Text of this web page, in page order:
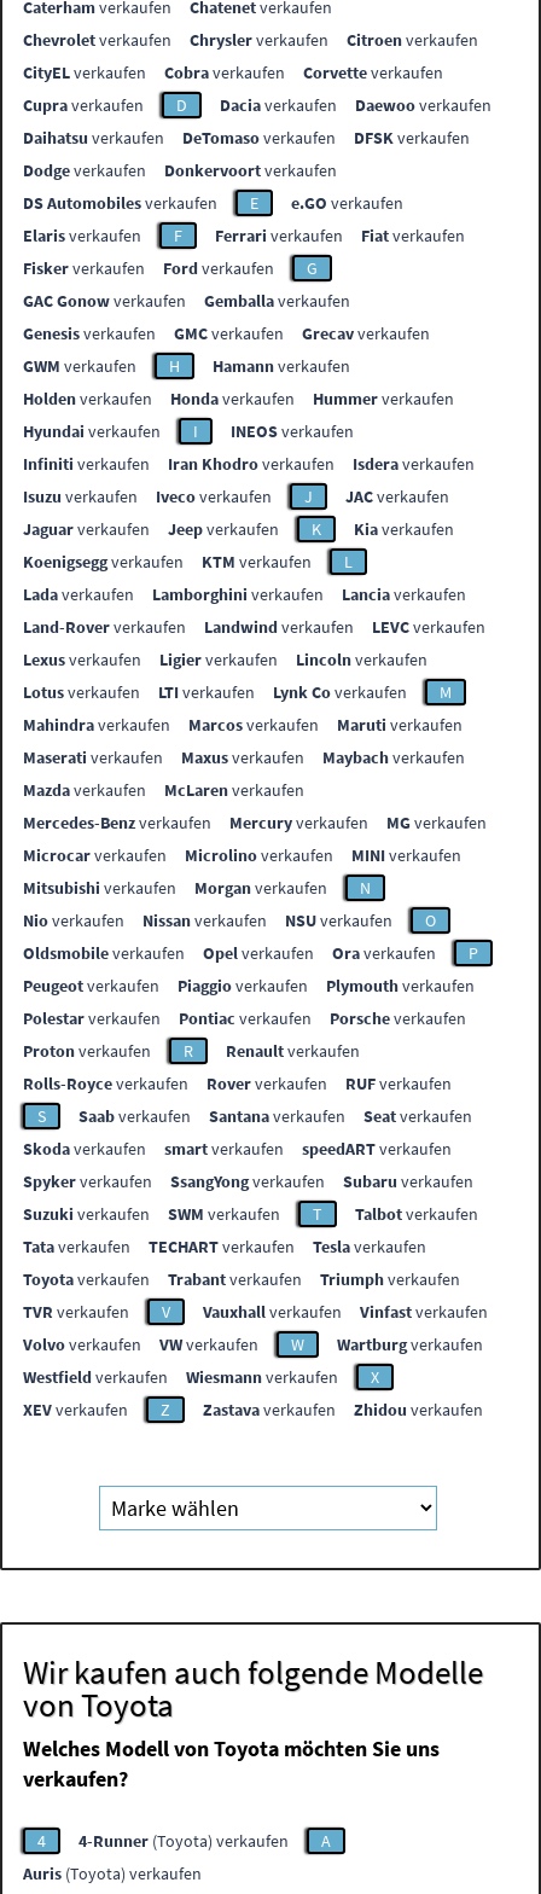
Caterhamverkaufen Chatenetverkaufen
Chevroletverkaufen Chryslerverkaufen Citroenverkaufen
CityELverkaufen Cobraverkaufen Corvetteverkaufen
Cupraverkaufen D Daciaverkaufen Daewooverkaufen
Daihatsu verkaufen DeTomasoverkaufen DFSKverkaufen
Dodgeverkaufen Donkervoortverkaufen
DS Automobilesverkaufen E e.GO verkaufen
Elarisverkaufen F Ferrari verkaufen Fiatverkaufen
Fiskerverkaufen Fordverkaufen
G
GAC Gonowverkaufen Gemballaverkaufen
Genesisverkaufen GMCverkaufen Grecavverkaufen
GWM verkaufen H Hamannverkaufen
Holdenverkaufen Hondaverkaufen Hummerverkaufen
Hyundai verkaufen I INEOSverkaufen
Infiniti verkaufen Iran Khodroverkaufen Isderaverkaufen
Isuzu verkaufen Ivecoverkaufen J JACverkaufen
Jaguarverkaufen Jeepverkaufen K Kiaverkaufen
Koenigseggverkaufen KTM verkaufen
L
Ladaverkaufen Lamborghini verkaufen Lanciaverkaufen
Land-Roververkaufen Landwindverkaufen LEVCverkaufen
Lexusverkaufen Ligierverkaufen Lincolnverkaufen
Lotusverkaufen LTIverkaufen Lynk Coverkaufen
M
Mahindraverkaufen Marcosverkaufen Maruti verkaufen
Maserati verkaufen Maxusverkaufen Maybachverkaufen
Mazdaverkaufen McLarenverkaufen
Mercedes-Benzverkaufen Mercuryverkaufen MGverkaufen
Microcarverkaufen Microlinoverkaufen MINIverkaufen
Mitsubishi verkaufen Morganverkaufen
N
Nioverkaufen Nissanverkaufen NSUverkaufen
O
Oldsmobileverkaufen Opelverkaufen Oraverkaufen
P
Peugeotverkaufen Piaggioverkaufen Plymouthverkaufen
Polestarverkaufen Pontiac verkaufen Porscheverkaufen
Protonverkaufen R Renaultverkaufen
Rolls-Royceverkaufen Roververkaufen RUFverkaufen
S
Saabverkaufen Santanaverkaufen Seatverkaufen
Skodaverkaufen smartverkaufen speedARTverkaufen
Spykerverkaufen SsangYongverkaufen Subaru verkaufen
Suzuki verkaufen SWM verkaufen T Talbotverkaufen
Tataverkaufen TECHARTverkaufen Teslaverkaufen
Toyotaverkaufen Trabantverkaufen Triumphverkaufen
TVR verkaufen V Vauxhallverkaufen Vinfastverkaufen
Volvoverkaufen VWverkaufen W Wartburgverkaufen
Westfieldverkaufen Wiesmannverkaufen
X
XEVverkaufen Z Zastavaverkaufen Zhidou verkaufen
Wir kaufen auch folgende Modelle
von Toyota
Welches Modell von Toyota möchten Sie uns
verkaufen?
4 4-Runner (Toyota) verkaufen
A
Auris (Toyota) verkaufen